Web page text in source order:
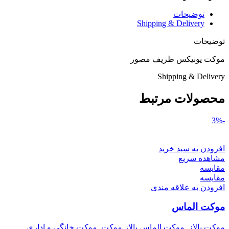
توضیحات
Shipping & Delivery
توضیحات
موکت یونیکس ظریف مصور
Shipping & Delivery
محصولات مرتبط
-3%
افزودن به سبد خرید
مشاهده سریع
مقایسه
مقایسه
افزودن به علاقه مندی
موکت الماس